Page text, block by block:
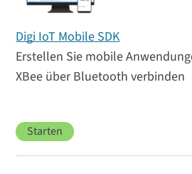
Digi IoT Mobile SDK
Erstellen Sie mobile
XBee über Bluetooth verbinden
Starten